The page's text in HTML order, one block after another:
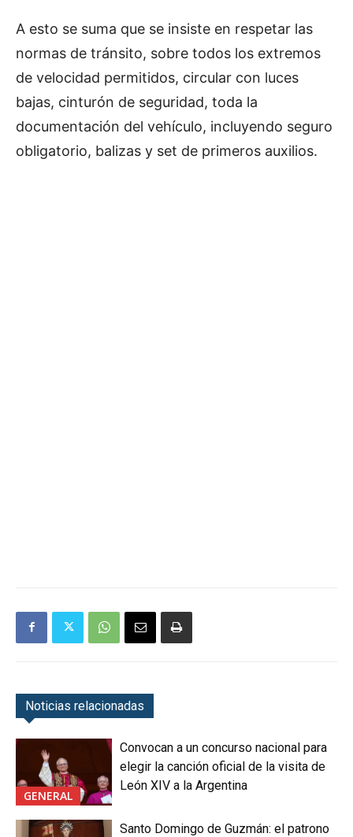
A esto se suma que se insiste en respetar las
normas de tránsito, sobre todos los extremos
de velocidad permitidos, circular con luces
bajas, cinturón de seguridad, toda la
documentación del vehículo, incluyendo seguro
obligatorio, balizas y set de primeros auxilios.
Noticias relacionadas
GENERAL
Convocan a un concurso nacional para
elegir la canción oficial de la visita de
León XIV a la Argentina
Santo Domingo de Guzmán: el patrono